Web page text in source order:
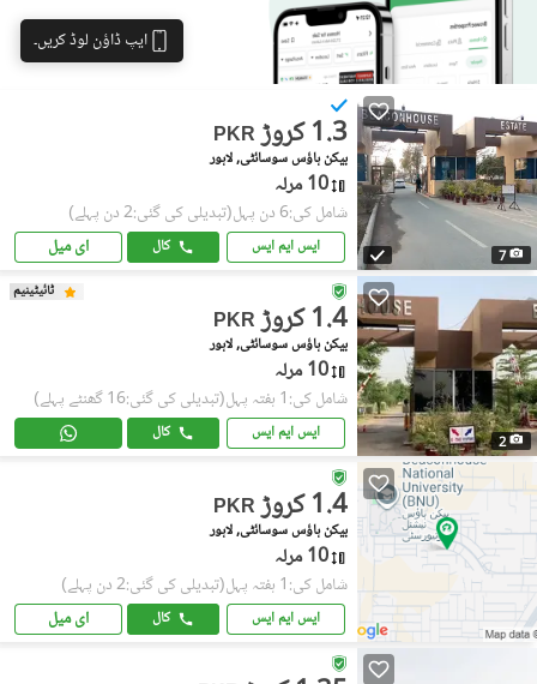
ایپ ڈاؤن لوڈ کریں۔
7
PKR 1.3 کروڑ
بیکن ہاؤس سوسائٹی, لاہور
10 مرلہ
شامل کی:6 دن پہل (تبدیلی کی گئی:2 دن پہلے)
ایس ایم ایس کال ای میل
2
ٹائیٹینیم
PKR 1.4 کروڑ
بیکن ہاؤس سوسائٹی, لاہور
10 مرلہ
شامل کی:1 ہفتہ پہل (تبدیلی کی گئی:16 گھنٹے پہلے)
ایس ایم ایس کال
PKR 1.4 کروڑ
بیکن ہاؤس سوسائٹی, لاہور
10 مرلہ
شامل کی:1 ہفتہ پہل (تبدیلی کی گئی:2 دن پہلے)
ایس ایم ایس کال ای میل